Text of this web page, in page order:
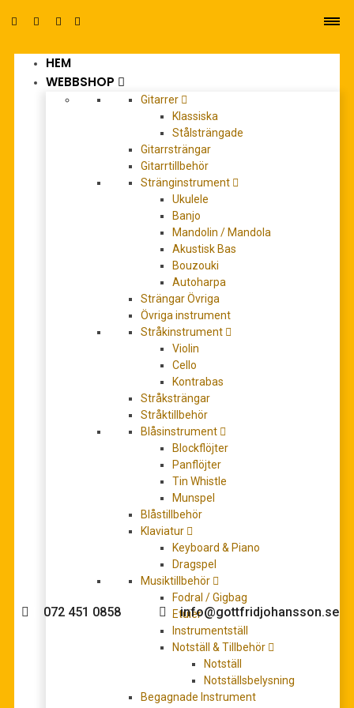
HEM
WEBBSHOP
Gitarrer
Klassiska
Stålsträngade
Gitarrsträngar
Gitarrtillbehör
Stränginstrument
Ukulele
Banjo
Mandolin / Mandola
Akustisk Bas
Bouzouki
Autoharpa
Strängar Övriga
Övriga instrument
Stråkinstrument
Violin
Cello
Kontrabas
Stråksträngar
Stråktillbehör
Blåsinstrument
Blockflöjter
Panflöjter
Tin Whistle
Munspel
Blåstillbehör
Klaviatur
Keyboard & Piano
Dragspel
Musiktillbehör
Fodral / Gigbag
Etuier
Instrumentställ
Notställ & Tillbehör
Notställ
Notställsbelysning
Begagnade Instrument
comple piano works
REA!
Vierne, Louis: The Early Works, Complete Piano
Works, Volume I
Det
ursprungliga
priset
var:
607,00 kr.
507,00kr
nuvarande
507,00 kr.
LÄGG TILL I VARUKORG
Behöver du hjälp med köpet?
072 451 0858 info@gottfridjohansson.se
Telefontider: